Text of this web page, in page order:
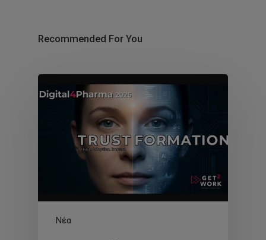
Recommended For You
Νέα